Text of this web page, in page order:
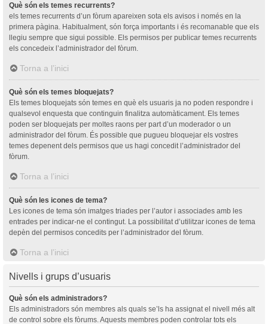
Què són els temes recurrents?
els temes recurrents d’un fòrum apareixen sota els avisos i només en la
primera pàgina. Habitualment, són força importants i és recomanable que els
llegiu sempre que sigui possible. Els permisos per publicar temes recurrents
els concedeix l’administrador del fòrum.
Torna a l’inici
Què són els temes bloquejats?
Els temes bloquejats són temes en què els usuaris ja no poden respondre i
qualsevol enquesta que continguin finalitza automàticament. Els temes
poden ser bloquejats per moltes raons per part d’un moderador o un
administrador del fòrum. És possible que pugueu bloquejar els vostres
temes depenent dels permisos que us hagi concedit l’administrador del
fòrum.
Torna a l’inici
Què són les icones de tema?
Les icones de tema són imatges triades per l’autor i associades amb les
entrades per indicar-ne el contingut. La possibilitat d’utilitzar icones de tema
depèn del permisos concedits per l’administrador del fòrum.
Torna a l’inici
Nivells i grups d’usuaris
Què són els administradors?
Els administradors són membres als quals se’ls ha assignat el nivell més alt
de control sobre els fòrums. Aquests membres poden controlar tots els